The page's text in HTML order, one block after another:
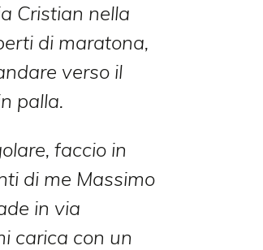
Cristian nella
di maratona,
verso il
palla.
faccio in
di me Massimo
in via
carica con un